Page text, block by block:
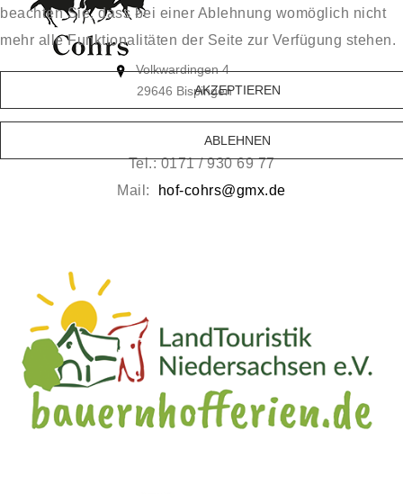
Volkwardingen 4
29646 Bispingen
Tel.: 0171 / 930 69 77
Mail:
hof-cohrs@gmx.de
beachten Sie, dass bei einer Ablehnung womöglich nicht
mehr alle Funktionalitäten der Seite zur Verfügung stehen.
AKZEPTIEREN
ABLEHNEN